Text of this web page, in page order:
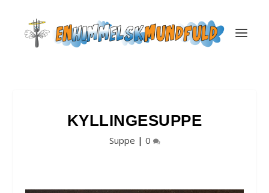
KYLLINGESUPPE
Suppe | 0